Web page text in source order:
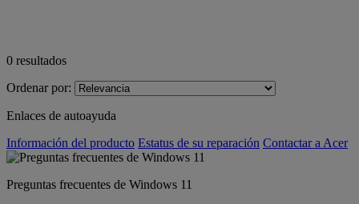
0 resultados
Ordenar por:
Enlaces de autoayuda
Información del producto Estatus de su reparación Contactar a Acer
Preguntas frecuentes de Windows 11